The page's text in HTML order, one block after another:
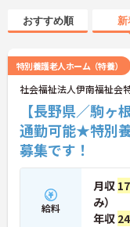
おすすめ順 新
特別養護老人ホーム（特養）
社会福祉法人伊南福祉会
【長野県／駒
通勤可能★特別
募集です！
給料
月収
み）
年収